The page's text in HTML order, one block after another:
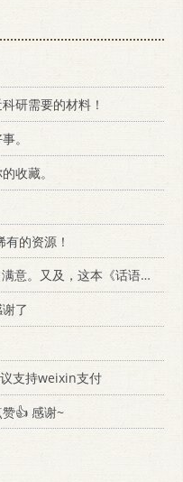
研需要的材料！
。
收藏。
的资源！
又及，这本《话语的真相》...
了
支持weixin支付
赞👍 感谢~